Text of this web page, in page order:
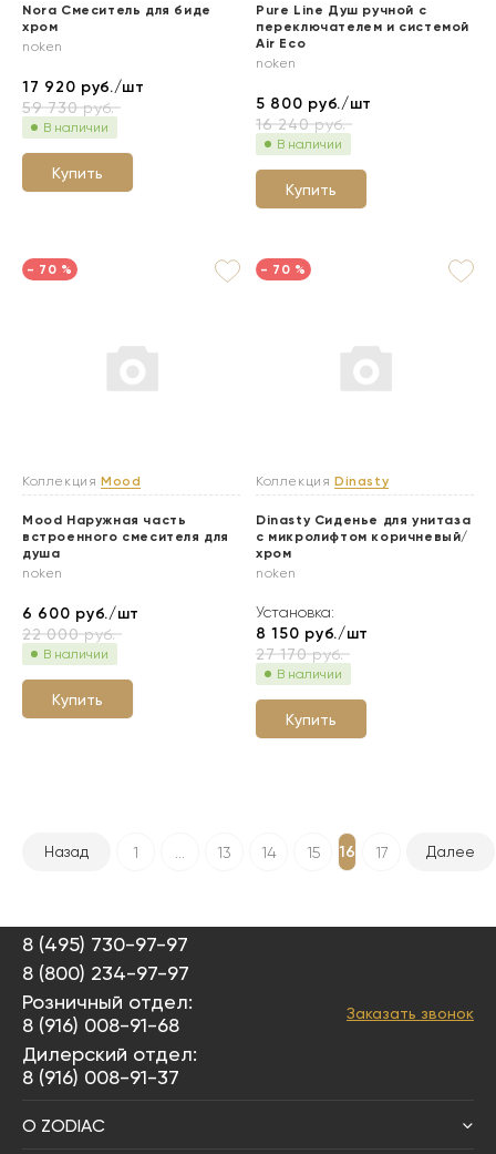
Nora Смеситель для биде
хром
noken
17 920 руб./шт
59 730руб.
В наличии
Купить
Pure Line Душ ручной с
переключателем и системой
Air Eco
noken
5 800 руб./шт
16 240руб.
В наличии
Купить
- 70 %
Коллекция Mood
Mood Наружная часть
встроенного смесителя для
душа
noken
6 600 руб./шт
22 000руб.
В наличии
Купить
- 70 %
Коллекция Dinasty
Dinasty Сиденье для унитаза
с микролифтом коричневый/
хром
noken
Установка:
8 150 руб./шт
27 170руб.
В наличии
Купить
Назад 1 13 14 15 16 17 Далее
8 (495) 730-97-97
8 (800) 234-97-97
Розничный отдел:
8 (916) 008-91-68
Дилерский отдел:
8 (916) 008-91-37
Заказать звонок
О ZODIAC